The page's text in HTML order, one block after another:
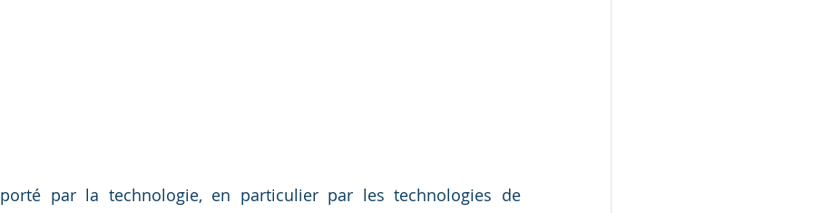
par la technologie, en particulier par les technologies de